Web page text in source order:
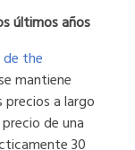
últimos años
the
mantiene
a largo
de una
30